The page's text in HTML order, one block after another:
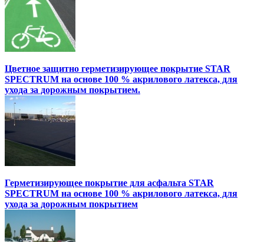
Цветное защитно герметизирующее покрытие STAR
SPECTRUM на основе 100 % акрилового латекса, для
ухода за дорожным покрытием.
Герметизирующее покрытие для асфальта STAR
SPECTRUM на основе 100 % акрилового латекса, для
ухода за дорожным покрытием